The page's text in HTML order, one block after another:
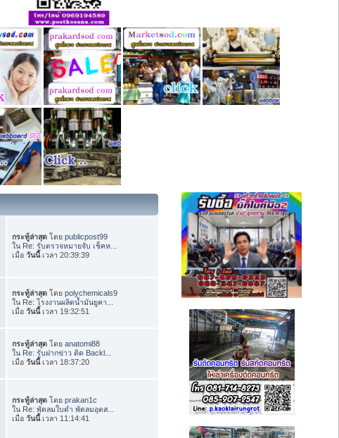
กระทู้ล่าสุด โดยpublicpost99
ใน Re: รับตรวจหมายจับ เช็คห...
เมื่อวันนี้เวลา 20:39:39
กระทู้ล่าสุด โดยpolychemicals9
ใน Re: โรงงานผลิตน้ำมันยูคา...
เมื่อวันนี้เวลา 19:32:51
กระทู้ล่าสุด โดยanatomi88
ใน Re: รับฝากข่าว ติด Backl...
เมื่อวันนี้เวลา 18:37:20
กระทู้ล่าสุด โดยprakan1c
ใน Re: พัดลมใบดำ พัดลมอุตส...
เมื่อวันนี้เวลา 11:14:41